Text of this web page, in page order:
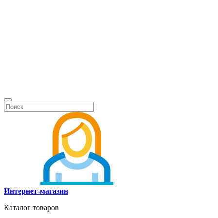
Интернет-магазин
Каталог товаров